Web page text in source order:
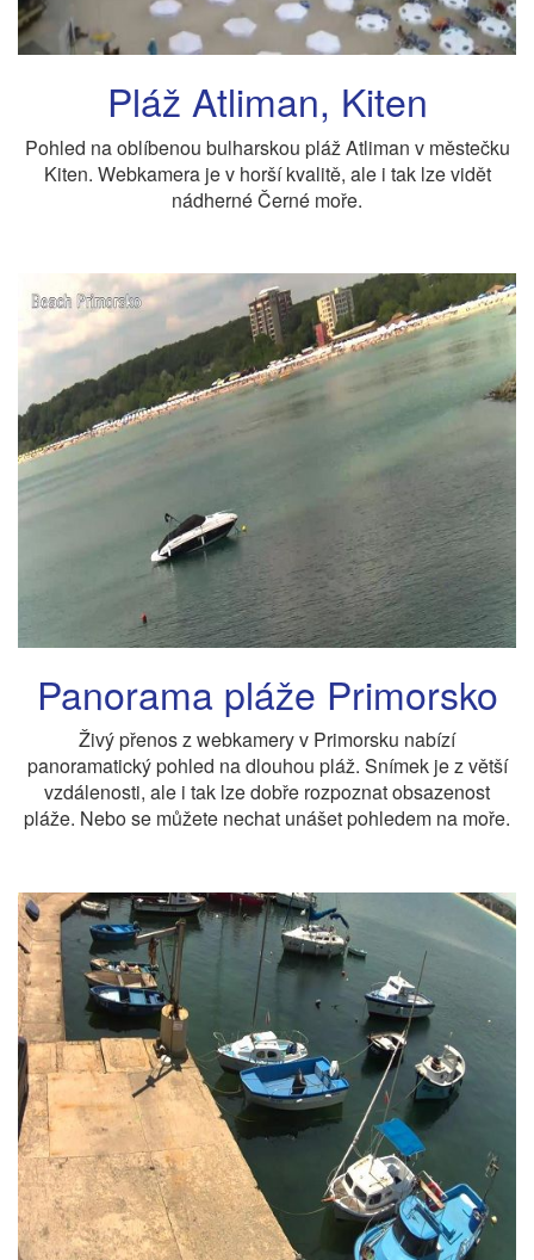
Pláž Atliman, Kiten
Pohled na oblíbenou bulharskou pláž Atliman v městečku
Kiten. Webkamera je v horší kvalitě, ale i tak lze vidět
nádherné Černé moře.
Panorama pláže Primorsko
Živý přenos z webkamery v Primorsku nabízí
panoramatický pohled na dlouhou pláž. Snímek je z větší
vzdálenosti, ale i tak lze dobře rozpoznat obsazenost
pláže. Nebo se můžete nechat unášet pohledem na moře.